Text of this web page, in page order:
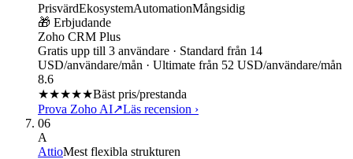
PrisvärdEkosystemAutomationMångsidig
🎁 Erbjudande
Zoho CRM Plus
Gratis upp till 3 användare · Standard från 14
USD/användare/mån · Ultimate från 52 USD/användare/mån
8.6
★★★★★Bäst pris/prestanda
Prova Zoho AI↗Läs recension ›
06
A
AttioMest flexibla strukturen